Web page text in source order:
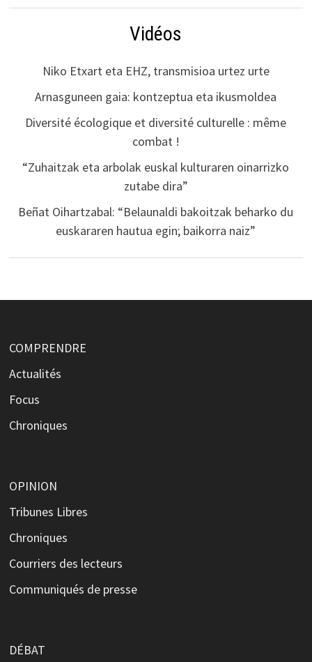
Vidéos
Niko Etxart eta EHZ, transmisioa urtez urte
Arnasguneen gaia: kontzeptua eta ikusmoldea
Diversité écologique et diversité culturelle : même
combat !
“Zuhaitzak eta arbolak euskal kulturaren oinarrizko
zutabe dira”
Beñat Oihartzabal: “Belaunaldi bakoitzak beharko du
euskararen hautua egin; baikorra naiz”
COMPRENDRE
Actualités
Focus
Chroniques
OPINION
Tribunes Libres
Chroniques
Courriers des lecteurs
Communiqués de presse
DÉBAT